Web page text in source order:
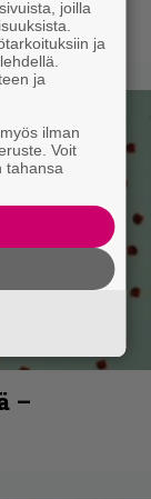
–
joilla
ja
ja
ilman
Voit
tahansa